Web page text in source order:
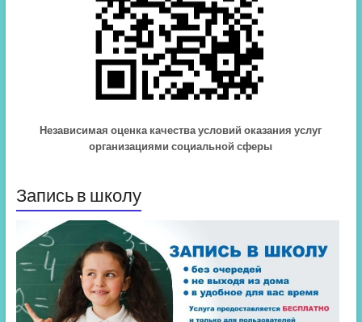
Независимая оценка качества условий оказания услуг
организациями социальной сферы
Запись в школу